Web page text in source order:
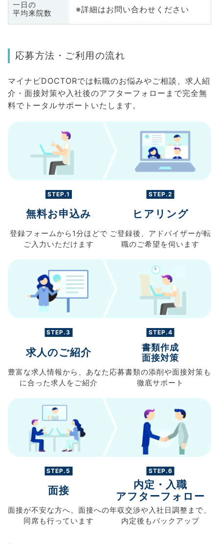
一日の
平均来院数
※詳細はお問い合わせください
応募方法・ご利用の流れ
マイナビDOCTORでは転職のお悩みやご相談、求人紹
介・面接対策や入社後のアフターフォローまで完全無
料でトータルサポートいたします。
STEP.1
無料お申込み
登録フォームから 1分ほどで
ご入力 いただけます
STEP.2
ヒアリング
ご登録後、 アドバイザーが転
職のご希望を伺います
STEP.3
求人のご紹介
豊富な求人情報から、 あなた
に合った求人を ご紹介
STEP.4
書類作成
面接対策
応募書類の添削や面接対策も
徹底サポート
STEP.5
面接
面接が不安な方へ、 面接への
同席も行っています
STEP.6
内定・入職
アフターフォロー
年収交渉や入社日調整まで、
内定後もバックアップ